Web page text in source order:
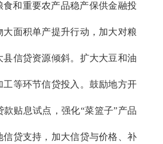
食和重要农产品稳产保供金融投
大面积单产提升行动，加大对粮
县信贷资源倾斜。扩大大豆和油
工等环节信贷投入。鼓励地方开
款贴息试点，强化“菜篮子”产品
信贷支持，加大信贷与价格、补